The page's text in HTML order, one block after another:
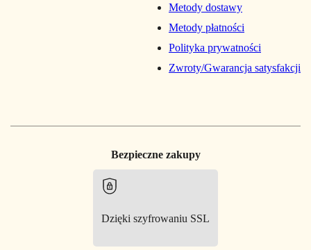
Metody dostawy
Metody płatności
Polityka prywatności
Zwroty/Gwarancja satysfakcji
Bezpieczne zakupy
Dzięki szyfrowaniu SSL